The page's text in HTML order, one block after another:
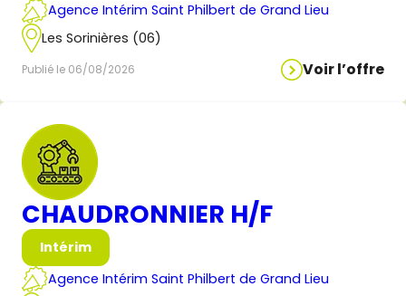
Agence Intérim Saint Philbert de Grand Lieu
Les Sorinières (06)
Publié le 06/08/2026 Voir l’offre
CHAUDRONNIER H/F
Intérim
Agence Intérim Saint Philbert de Grand Lieu